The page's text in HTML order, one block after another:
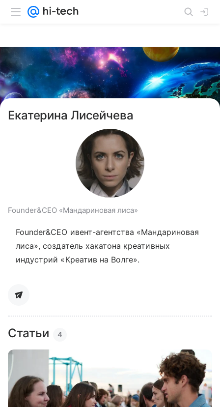
Екатерина Лисейчева
Founder&CEO «Мандариновая лиса»
Founder&CEO ивент-агентства «Мандариновая
лиса», создатель хакатона креативных
индустрий «Креатив на Волге».
Статьи 4